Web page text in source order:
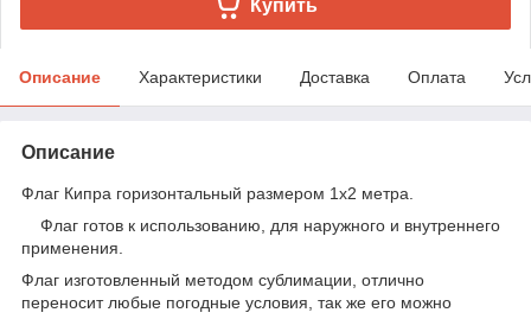
Купить
Описание Характеристики Доставка Оплата
Описание
Флаг Кипра горизонтальный размером 1х2 метра.
Флаг готов к использованию, для наружного и внутреннего
применения.
Флаг изготовленный методом сублимации, отлично
переносит любые погодные условия, так же его можно